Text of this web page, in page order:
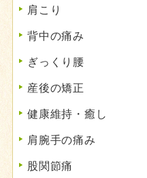
肩こり
背中の痛み
ぎっくり腰
産後の矯正
健康維持・癒し
肩腕手の痛み
股関節痛